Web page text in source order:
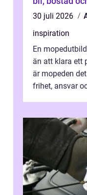
30 juli 2026
inspiration
En
än att klara ett
är mopeden
frihet, ansvar